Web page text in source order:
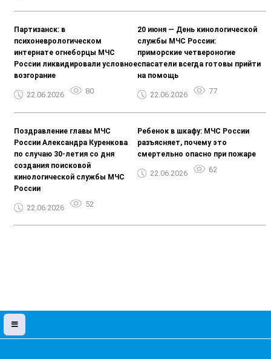
Партизанск: в
психоневрологическом
интернате огнеборцы МЧС
России ликвидировали условное
возгорание
22.06.2026 80
20 июня — День кинологической
службы МЧС России:
приморские четвероногие
спасатели всегда готовы прийти
на помощь
22.06.2026 77
Поздравление главы МЧС
России Александра Куренкова
по случаю 30-летия со дня
создания поисковой
кинологической службы МЧС
России
22.06.2026 52
Ребенок в шкафу: МЧС России
разъясняет, почему это
смертельно опасно при пожаре
22.06.2026 62